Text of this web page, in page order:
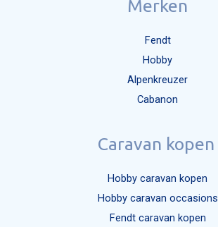
Merken
Fendt
Hobby
Alpenkreuzer
Cabanon
Caravan kopen
Hobby caravan kopen
Hobby caravan occasions
Fendt caravan kopen